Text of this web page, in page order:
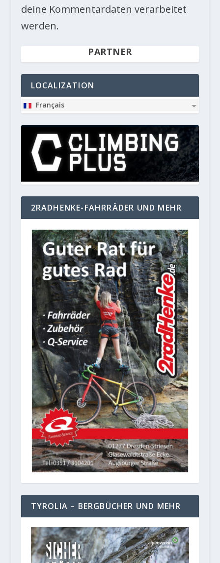
deine Kommentardaten verarbeitet
werden.
PARTNER
LOCALIZATION
Français
2RADHENKE-FAHRRÄDER UND MEHR
TYROLIA – BERGBÜCHER UND MEHR